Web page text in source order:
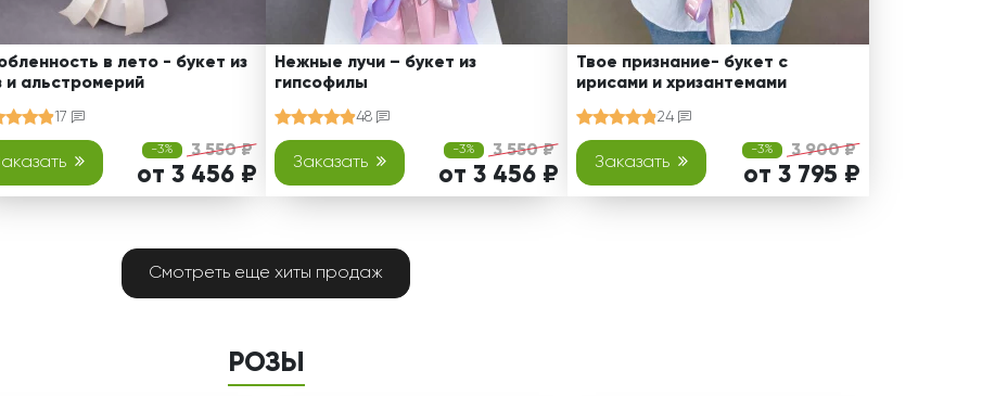
в лето - букет из
и альстромерий
17
-3% 3 550 ₽
от 3 456 ₽
Нежные лучи – букет из
гипсофилы
48
Заказать
-3% 3 550 ₽
от 3 456 ₽
Твое признание- букет с
ирисами и хризантемами
24
Заказать
-3% 3 900 ₽
от 3 795 ₽
Смотреть еще хиты продаж
РОЗЫ